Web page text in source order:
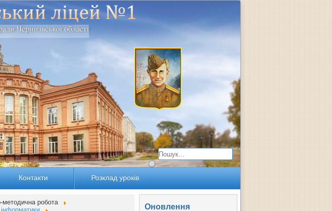
Контакти Розклад уроків
методична робота
Оновлення